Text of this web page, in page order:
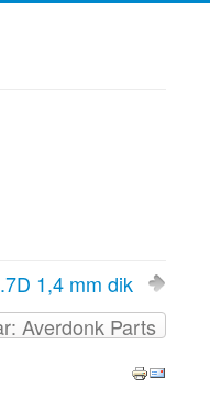
1,4 mm dik
Averdonk Parts